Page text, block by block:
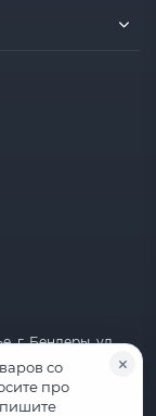
г. Бендеры, ул.
со
про